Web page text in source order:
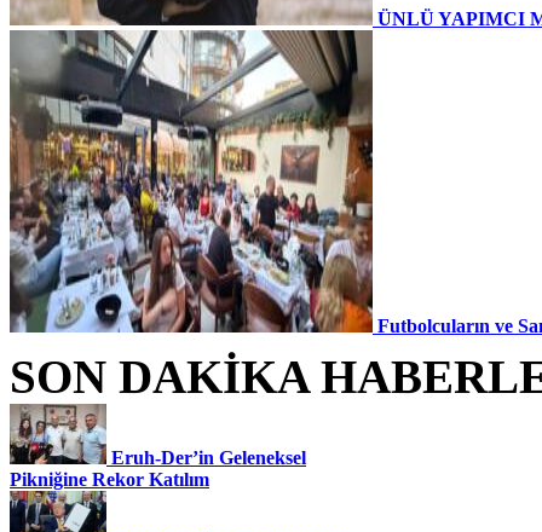
ÜNLÜ YAPIMCI
Futbolcuların ve
SON DAKİKA
Eruh-Der’in Geleneksel
Pikniğine Rekor Katılım